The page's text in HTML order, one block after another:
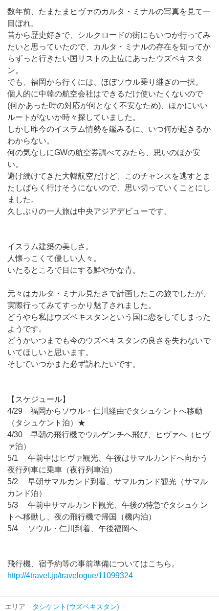
数年前、たまたまヒヴァのカルタ・ミナルの写真を見て一
目ぼれ。
昔から歴史好きで、シルクロードの街にもいつか行ってみ
たいと思っていたので、カルタ・ミナルの存在を知ってか
らずっと行きたい国リストの上位にあったウズベキスタ
ン。
でも、福岡から行くには、ほぼソウル乗り継ぎの一択。
個人的に中韓の航空会社はできるだけ使いたくないので
(何かあった時の対応が何となく不安なため)、ほかにいい
ルートがないか時々探していました。
しかし昨今のイスラム情勢を鑑みるに、いつ何が起きるか
わからない。
何の気なしにGWの航空券調べてみたら、思いのほか安
い。
避け続けてきた大韓航空だけど、このチャンスを逃すとま
たしばらく行けそうにないので、思い切っていくことにし
ました。
久しぶりの一人旅は中央アジアデビューです。
イスラム建築の美しさ。
人懐っこくて優しい人々。
いたるところで目にする鮮やかな青。
元々はカルタ・ミナル見たさで計画したこの旅でしたが、
実際行ってみてすっかり魅了されました。
どうやら私はウズベキスタンという国に恋をしてしまった
ようです。
どうかいつまでも今のウズベキスタンの良さを失わないで
いてほしいと思います。
そしていつかまた必ず訪れたいです。
【スケジュール】
4/29 福岡からソウル・仁川経由でタシュケントへ移動
（タシュケント泊）★
4/30 早朝の飛行機でウルゲンチへ飛び、ヒヴァへ（ヒヴ
ァ泊）
5/1 午前中はヒヴァ観光、午後はサマルカンドへ向かう
夜行列車に乗車（夜行列車泊）
5/2 早朝サマルカンド到着、サマルカンド観光（サマル
カンド泊）
5/3 午前中サマルカンド観光、午後の特急でタシュケン
トへ移動し、夜の飛行機で帰国（機内泊）
5/4 ソウル・仁川到着、午後福岡へ
飛行機、宿予約等の事前準備についてはこちら。
http://4travel.jp/travelogue/11099324
エリア タシケント(ウズベキスタン)